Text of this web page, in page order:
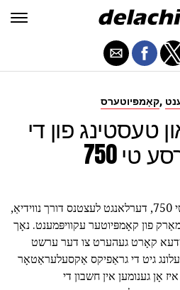
קאָמפּיוטערס,
טעסטינג פון די
טי 750
ווידעא אַדאַפּטער געפאָרסע טי 750, דערלאנגט לעצטנס דורך נווידיאַ,
פון קאָמפּיוטער עקוויפּמענט. נאָך
קאָרט געהערט צו דער ערשט
גיט די גראַפיקס אַקסעלעראַטאָר
אָן גענומען אין חשבון די